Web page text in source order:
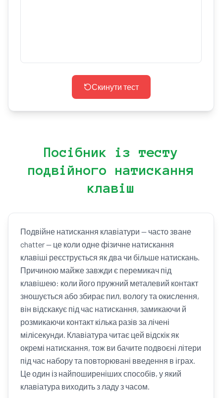
Скинути тест
Посібник із тесту
подвійного натискання
клавіш
Подвійне натискання клавіатури — часто зване
chatter — це коли одне фізичне натискання
клавіші реєструється як два чи більше натискань.
Причиною майже завжди є перемикач під
клавішею: коли його пружний металевий контакт
зношується або збирає пил, вологу та окислення,
він відскакує під час натискання, замикаючи й
розмикаючи контакт кілька разів за лічені
мілісекунди. Клавіатура читає цей відскік як
окремі натискання, тож ви бачите подвоєні літери
під час набору та повторювані введення в іграх.
Це один із найпоширеніших способів, у який
клавіатура виходить з ладу з часом.